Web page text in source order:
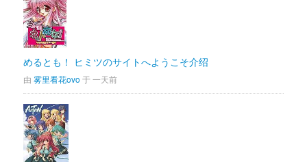
めるとも！ ヒミツのサイトへようこそ介绍
由 雾里看花ovo 于 一天前